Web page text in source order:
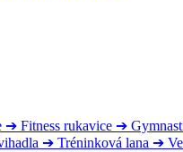
➔ Fitness rukavice ➔
➔ Tréninková lana ➔